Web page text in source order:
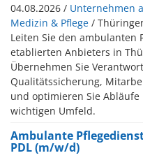
04.08.2026 / Unternehmen
Medizin & Pflege /
Leiten Sie den ambulanten
etablierten Anbieters in
Übernehmen Sie
Qualitätssicherung,
und optimieren Sie Abläufe
wichtigen Umfeld.
Ambulante
PDL (m/w/d)